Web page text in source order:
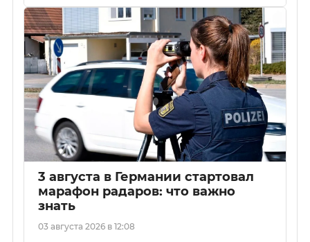
3 августа в Германии стартовал
марафон радаров: что важно
знать
03 августа 2026 в 12:08